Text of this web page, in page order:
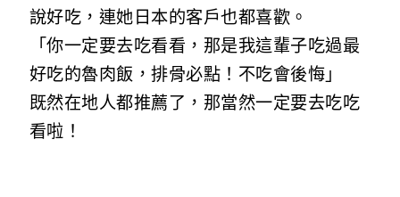
說好吃，連她日本的客戶也都喜歡。
「你一定要去吃看看，那是我這輩子吃過最
好吃的魯肉飯，排骨必點！不吃會後悔」
既然在地人都推薦了，那當然一定要去吃吃
看啦！